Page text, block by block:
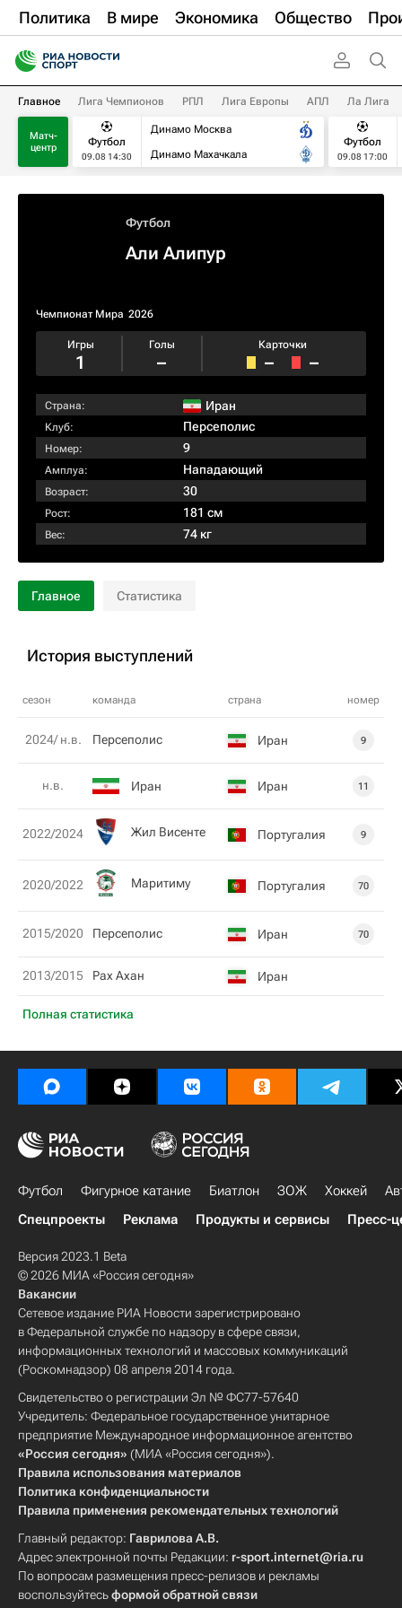
Политика В мире Экономика Общество
Главное Лига Чемпионов РПЛ Лига Европы АПЛ Ла Лига
Матч-
центр
Футбол
09.08 14:30
Динамо Москва
Динамо Махачкала
Футбол
09.08 17:00
Футбол
Али Алипур
Чемпионат Мира 2026
Игры
1
Голы
–
Карточки
– –
Страна: Иран
Клуб: Персеполис
Номер: 9
Амплуа: Нападающий
Возраст: 30
Рост: 181 см
Вес: 74 кг
Главное Статистика
История выступлений
сезон команда страна номер
Полная статистика
2024/ н.в. Персеполис Иран 9
н.в. Иран Иран 11
2022/2024 Жил Висенте Португалия 9
2020/2022 Маритиму Португалия 70
2015/2020 Персеполис Иран 70
2013/2015 Рах Ахан Иран
Футбол Фигурное катание Биатлон ЗОЖ Хоккей
Спецпроекты
Реклама Продукты и сервисы Пресс-
Версия 2023.1 Beta
© 2026 МИА «Россия сегодня»
Вакансии
Сетевое издание РИА Новости зарегистрировано
в Федеральной службе по надзору в сфере связи,
информационных технологий и массовых коммуникаций
(Роскомнадзор) 08 апреля 2014 года.
Свидетельство о регистрации Эл № ФС77-57640
Учредитель: Федеральное государственное унитарное
предприятие Международное информационное агентство
«Россия сегодня» (МИА «Россия сегодня»).
Правила использования материалов
Политика конфиденциальности
Правила применения рекомендательных технологий
Главный редактор: Гаврилова А.В.
Адрес электронной почты Редакции: r-sport.internet@ria.ru
По вопросам размещения пресс-релизов и рекламы
воспользуйтесьформой обратной связи